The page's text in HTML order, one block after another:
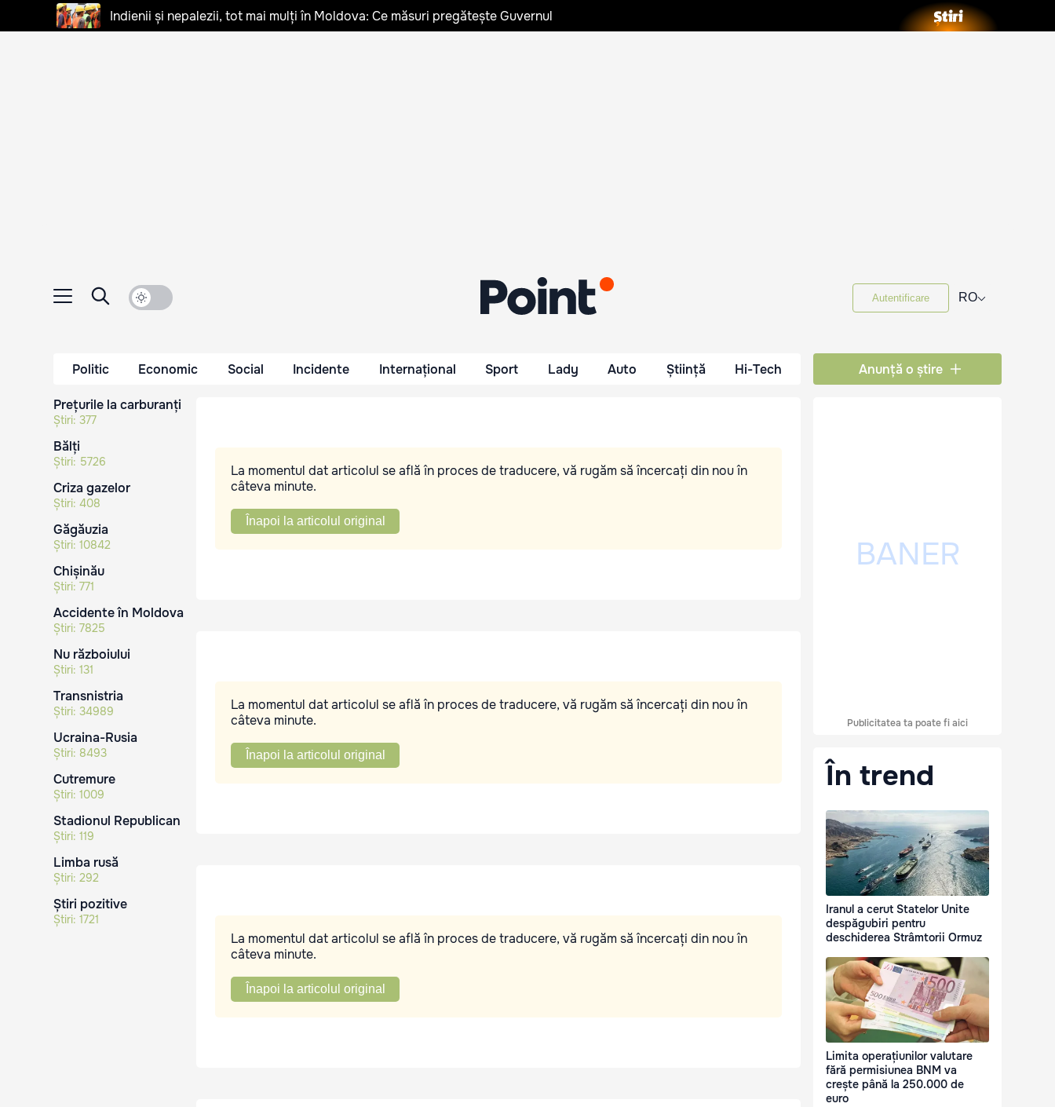
Indienii și nepalezii, tot mai mulți în Moldova: Ce măsuri pregătește Guvernul
Autentificare RO⌵
Politic Economic Social Incidente Internațional Sport Lady Auto Știință Hi-Tech Anunță o știre
Prețurile la carburanți
Știri: 377
Bălți
Știri: 5726
Criza gazelor
Știri: 408
Găgăuzia
Știri: 10842
Chișinău
Știri: 771
Accidente în Moldova
Știri: 7825
Nu războiului
Știri: 131
Transnistria
Știri: 34989
Ucraina-Rusia
Știri: 8493
Cutremure
Știri: 1009
Stadionul Republican
Știri: 119
Limba rusă
Știri: 292
Știri pozitive
Știri: 1721
La momentul dat articolul se află în proces de traducere, vă rugăm să încercați din nou în
câteva minute.
Înapoi la articolul original
La momentul dat articolul se află în proces de traducere, vă rugăm să încercați din nou în
câteva minute.
Înapoi la articolul original
La momentul dat articolul se află în proces de traducere, vă rugăm să încercați din nou în
câteva minute.
Înapoi la articolul original
Publicitatea ta poate fi aici
În trend
Iranul a cerut Statelor Unite
despăgubiri pentru
deschiderea Strâmtorii Ormuz
Limita operațiunilor valutare
fără permisiunea BNM va
crește până la 250.000 de
euro